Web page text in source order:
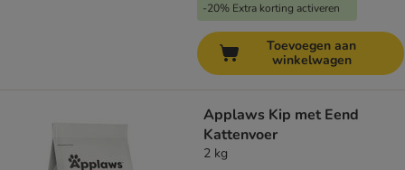
-20% Extra korting activeren
Toevoegen aan
winkelwagen
Applaws Kip met Eend
Kattenvoer
2 kg